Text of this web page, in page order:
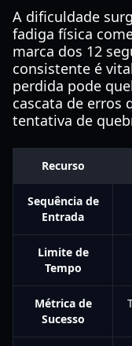
A dificuldade
fadiga física
marca dos 12
consistente é
perdida pode
cascata de erros
tentativa de
Recurso
Sequência de
Entrada
Limite de
Tempo
Métrica de
Sucesso